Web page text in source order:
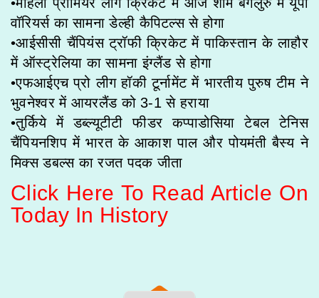
वॉरियर्स का सामना डेल्‍ही कैपिटल्स से होगा
•आईसीसी चैंपियंस ट्रॉफी क्रिकेट में पाकिस्तान के लाहौर
में ऑस्ट्रेलिया का सामना इंग्लैंड से होगा
•एफआईएच प्रो लीग हॉकी टूर्नामेंट में भारतीय पुरुष टीम ने
भुवनेश्वर में आयरलैंड को 3-1 से हराया
•तुर्किये में डब्ल्यूटीटी फीडर कप्पाडोसिया टेबल टेनिस
चैंपियनशिप में भारत के आकाश पाल और पोयमंती बैस्य ने
मिक्‍स डबल्‍स का रजत पदक जीता
Click Here To Read Article On
Today In History